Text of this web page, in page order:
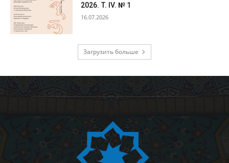
2026. Т. IV. № 1
16.07.2026
Загрузить больше